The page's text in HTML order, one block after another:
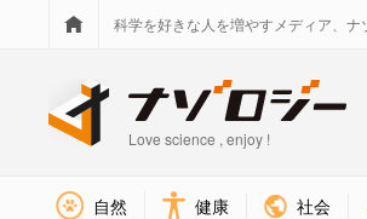
科学を好きな人を増やすメディア、
Love science , enjoy !
自然 健康 社会